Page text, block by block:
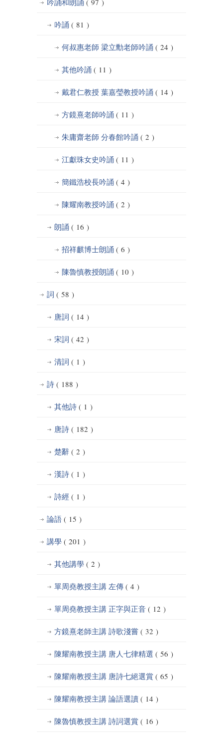
吟誦和朗誦 ( 97 )
吟誦 ( 81 )
何叔惠老師 梁立勳老師吟誦 ( 24 )
其他吟誦 ( 11 )
戴君仁教授 葉嘉瑩教授吟誦 ( 14 )
方鏡熹老師吟誦 ( 11 )
朱庸齋老師 分春館吟誦 ( 2 )
江獻珠女史吟誦 ( 11 )
簡鐵浩校長吟誦 ( 4 )
陳耀南教授吟誦 ( 2 )
朗誦 ( 16 )
招祥麒博士朗誦 ( 6 )
陳魯慎教授朗誦 ( 10 )
詞 ( 58 )
唐詞 ( 14 )
宋詞 ( 42 )
清詞 ( 1 )
詩 ( 188 )
其他詩 ( 1 )
唐詩 ( 182 )
楚辭 ( 2 )
漢詩 ( 1 )
詩經 ( 1 )
論語 ( 15 )
講學 ( 201 )
其他講學 ( 2 )
單周堯教授主講 左傳 ( 4 )
單周堯教授主講 正字與正音 ( 12 )
方鏡熹老師主講 詩歌淺嘗 ( 32 )
陳耀南教授主講 唐人七律精選 ( 56 )
陳耀南教授主講 唐詩七絕選賞 ( 65 )
陳耀南教授主講 論語選讀 ( 14 )
陳魯慎教授主講 詩詞選賞 ( 16 )